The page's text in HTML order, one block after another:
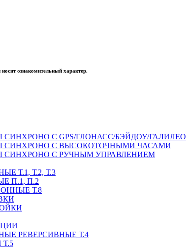
ознакомительный характер.
С GPS/ГЛОНАСС/БЭЙДОУ/ГАЛИЛЕО
СИНХРОНО С ВЫСОКОТОЧНЫМИ ЧАСАМИ
СИНХРОНО С РУЧНЫМ УПРАВЛЕНИЕМ
Т.1, Т.2, Т.3
П.1, П.2
Т.8
РЕВЕРСИВНЫЕ Т.4